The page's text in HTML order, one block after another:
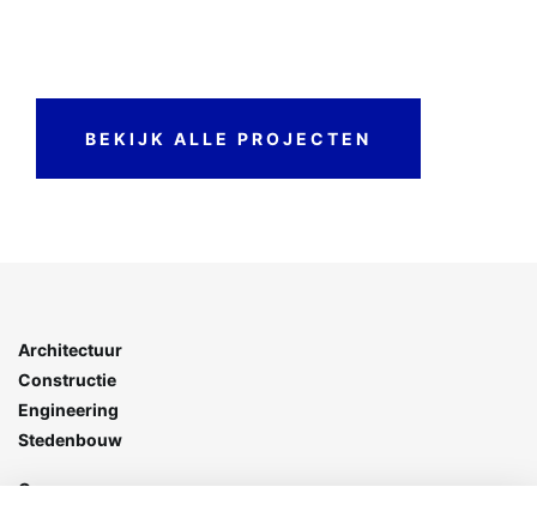
BEKIJK ALLE PROJECTEN
Architectuur
Constructie
Engineering
Stedenbouw
Goes